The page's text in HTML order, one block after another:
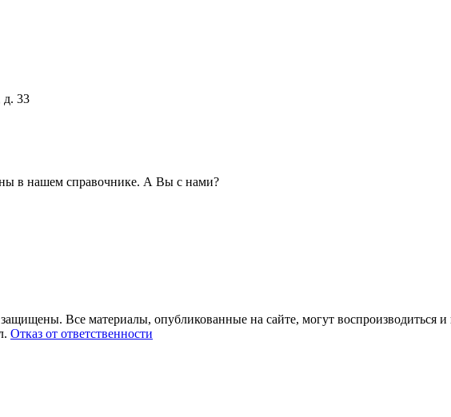
д. 33
в нашем справочнике. А Вы с нами?
Все материалы, опубликованные на сайте, могут воспроизводиться и
Отказ от ответственности